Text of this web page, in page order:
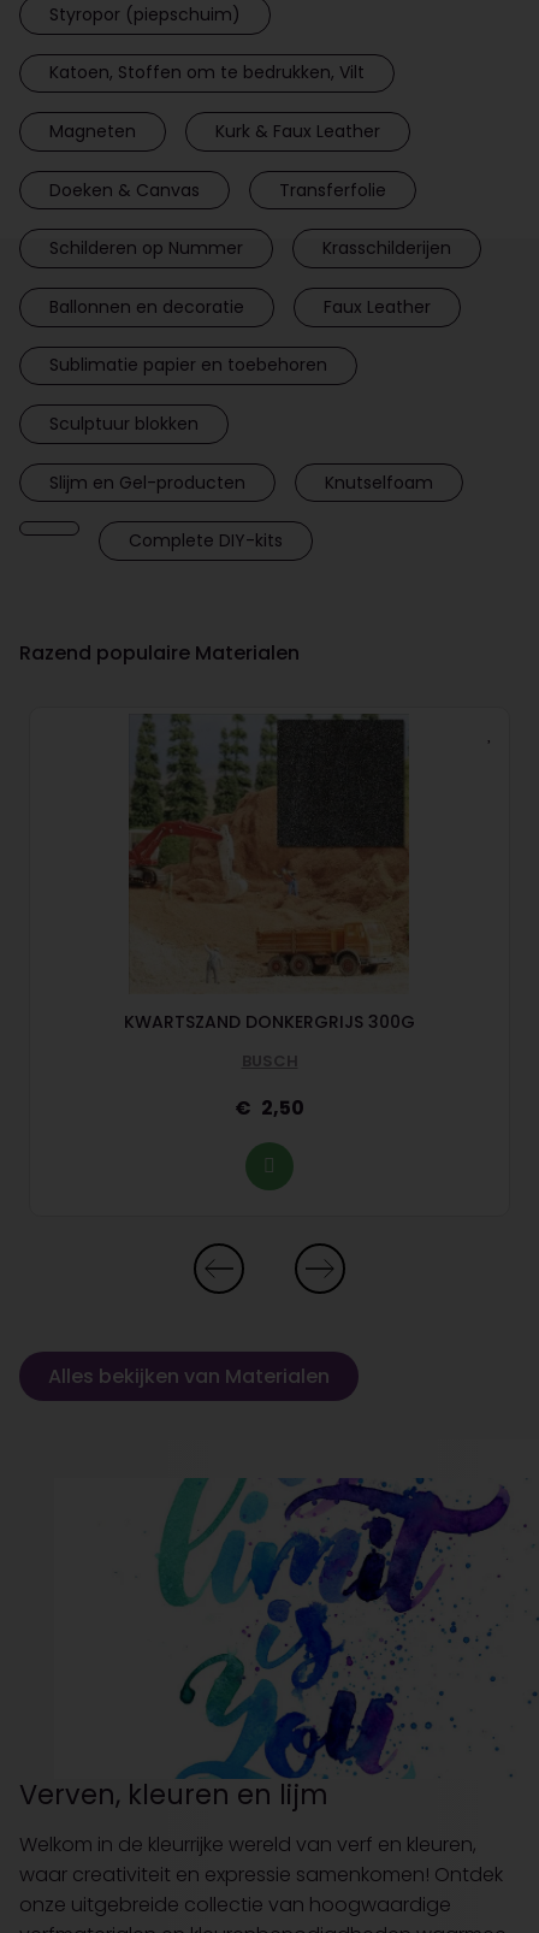
Styropor (piepschuim)
Katoen, Stoffen om te bedrukken, Vilt
Magneten Kurk & Faux Leather
Doeken & Canvas Transferfolie
Schilderen op Nummer Krasschilderijen
Ballonnen en decoratie Faux Leather
Sublimatie papier en toebehoren
Sculptuur blokken
Slijm en Gel-producten Knutselfoam
Complete DIY-kits
Razend populaire Materialen
KWARTSZAND DONKERGRIJS 300G
BUSCH
2,50
Alles bekijken van Materialen
Verven, kleuren en lijm
Welkom in de kleurrijke wereld van verf en kleuren,
waar creativiteit en expressie samenkomen! Ontdek
onze uitgebreide collectie van hoogwaardige